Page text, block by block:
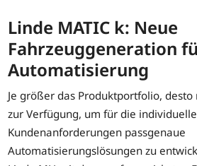
Linde MATIC k: Neue
Fahrzeuggeneration
Automatisierung
Je größer das Produktportfolio,
zur Verfügung, um für die
Kundenanforderungen passgenaue
Automatisierungslösungen zu